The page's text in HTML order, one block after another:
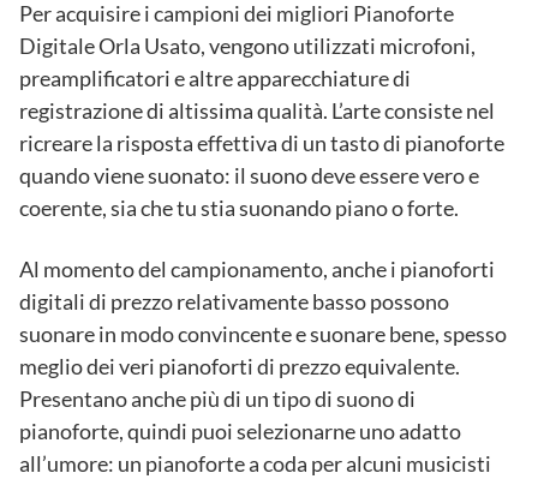
Per acquisire i campioni dei migliori Pianoforte
Digitale Orla Usato, vengono utilizzati microfoni,
preamplificatori e altre apparecchiature di
registrazione di altissima qualità. L’arte consiste nel
ricreare la risposta effettiva di un tasto di pianoforte
quando viene suonato: il suono deve essere vero e
coerente, sia che tu stia suonando piano o forte.
Al momento del campionamento, anche i pianoforti
digitali di prezzo relativamente basso possono
suonare in modo convincente e suonare bene, spesso
meglio dei veri pianoforti di prezzo equivalente.
Presentano anche più di un tipo di suono di
pianoforte, quindi puoi selezionarne uno adatto
all’umore: un pianoforte a coda per alcuni musicisti